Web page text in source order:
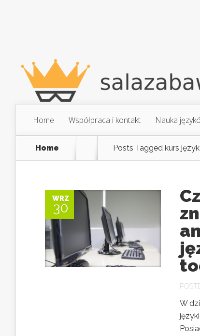
Home Współpraca i kontakt Nauka
Home Posts Tagged kurs
WRZ
30
W